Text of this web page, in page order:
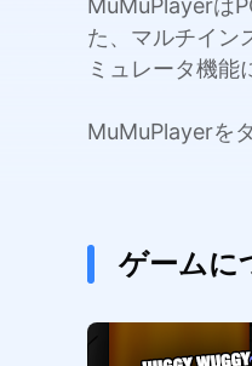
MuMuPlayerは
た、マルチイン
ミュレータ機能
MuMuPlayerを
ゲームに